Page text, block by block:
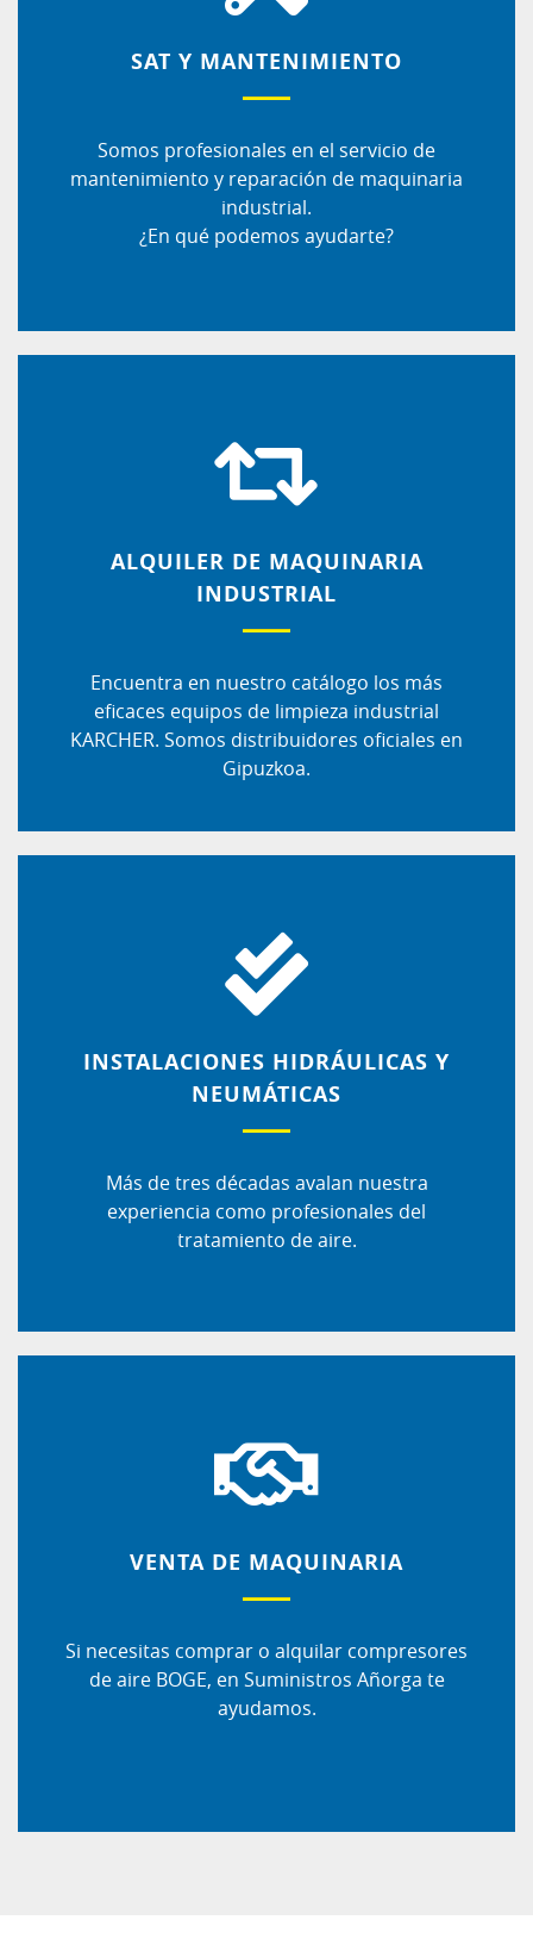
SAT Y MANTENIMIENTO
Somos profesionales en el servicio de
mantenimiento y reparación de maquinaria
industrial.
¿En qué podemos ayudarte?
ALQUILER DE MAQUINARIA
INDUSTRIAL
Encuentra en nuestro catálogo los más
eficaces equipos de limpieza industrial
KARCHER. Somos distribuidores oficiales en
Gipuzkoa.
INSTALACIONES HIDRÁULICAS Y
NEUMÁTICAS
Más de tres décadas avalan nuestra
experiencia como profesionales del
tratamiento de aire.
VENTA DE MAQUINARIA
Si necesitas comprar o alquilar compresores
de aire BOGE, en Suministros Añorga te
ayudamos.